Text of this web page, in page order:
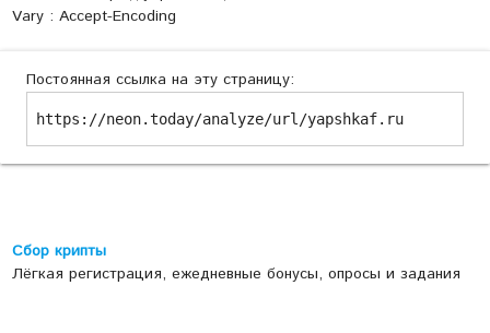
Vary : Accept-Encoding
Постоянная ссылка на эту страницу:
https://neon.today/analyze/url/yapshkaf.ru
Сбор крипты
Лёгкая регистрация, ежедневные бонусы, опросы и задания